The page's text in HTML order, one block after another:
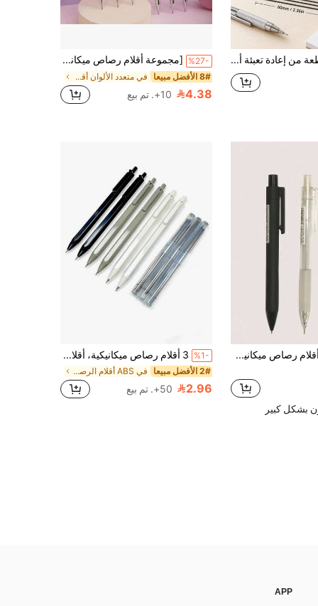
1000 قطعة من إعادة تعبئة أقلام الرصاص 0.5/0.7 مم، تأتي مع 2 صندوق تخزين أقلام الرصاص، محمولة وسهلة الحمل، عالية الجودة، سعة كبيرة من أقلام الرصاص الميكانيكية الراتنجية 2B، قابلة للمسح بنوع النقر، مجموعة هدايا القرطاسية الأساسية للعودة إلى المدرسة، اكسسوارات المكتب، أساسيات تنظيم التعلم، هدية موسم العودة إلى المدرسة، لوازم المدرسة، لوازم المكتب. (100 قطعة/1 صندوق إعادة تعبئة أقلام الرصاص متاحة للشراء) %27- [مجموعة أقلام رصاص ميكانيكية ماكارون 0.5 مم] مجموعة أقلام رصاص ميكانيكية ماكارون HB 0.5 مم، مع أقلام احتياطية، هيكل بلاستيكي خفيف الوزن 1/2 قطعة، العودة إلى المدرسة
8# الأفضل مبيعا في متعدد الألوان أقلام الرصاص الميكانيكية
4.38 10+. تم بيع
colnk مجموعة أقلام رصاص ميكانيكية 0.5 مم بأسلوب الشرق الأوسط للطلاب والرسم والاستخدام المكتبي، تصميم بسيط
بشكل كبير
%1- 3 أقلام رصاص ميكانيكية، أقلام رصاص ميكانيكية وأقلام إعادة التعبئة، أقلام إعادة التعبئة بقطر 0.5مم/0.7مم، بلاستيك متين، رصاص ، كتابة سلسة، مناسبة للطلاب والمهنيين، من عمر 14 سنة فما فوق، (1 قلم رصاص ميكانيكي + 2 أنبوب من أقلام الرصاص للتعبئة)
2# الأفضل مبيعا في ABS أقلام الرصاص
2.96 50+. تم بيع
APP